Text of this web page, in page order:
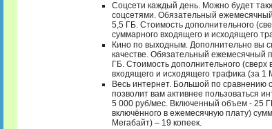
Соцсети каждый день. Можно будет
соцсетями. Обязательный
5,5 ГБ. Стоимость дополнительного
суммарного входящего и исходящего
Кино по выходным. Дополнительно вы
качестве. Обязательный ежемесячный
ГБ. Стоимость дополнительного
входящего и исходящего трафика (за 1
Весь интернет. Большой по
позволит вам активнее пользоваться
5 000 руб/мес. Включенный объем - 25
включённого в ежемесячную плату)
Мегабайт) – 19 копеек.